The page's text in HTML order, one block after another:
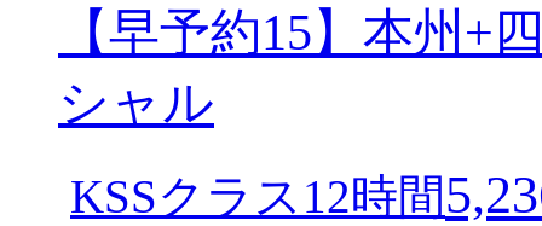
【早予約15】本州+
シャル
KSSクラス12時間